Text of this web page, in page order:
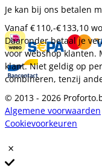
Je kan bij ons betalen
Vanaf€ 110,-€ 133,10
Daaronder betaal je
voor webshop klanten.
klant. Niet geldig op
combineren, tenzij
© 2013 - 2026
Algemene voorwaarden
Cookievoorkeuren